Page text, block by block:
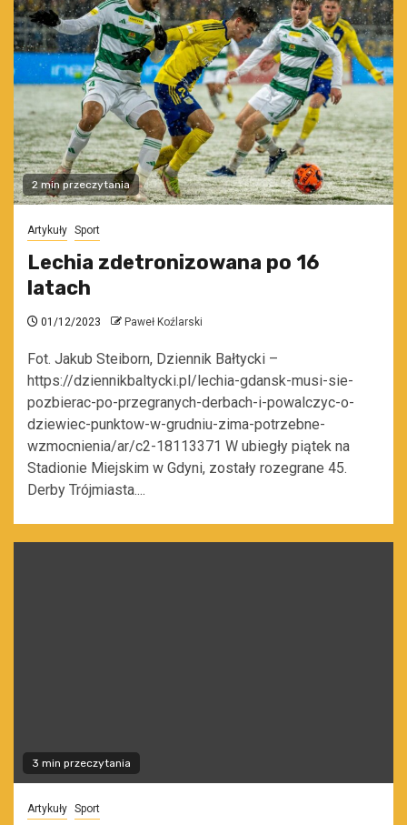
2 min przeczytania
Artykuły Sport
Lechia zdetronizowana po 16
latach
01/12/2023 Paweł Koźlarski
Fot. Jakub Steiborn, Dziennik Bałtycki –
https://dziennikbaltycki.pl/lechia-gdansk-musi-sie-
pozbierac-po-przegranych-derbach-i-powalczyc-o-
dziewiec-punktow-w-grudniu-zima-potrzebne-
wzmocnienia/ar/c2-18113371 W ubiegły piątek na
Stadionie Miejskim w Gdyni, zostały rozegrane 45.
Derby Trójmiasta....
3 min przeczytania
Artykuły Sport